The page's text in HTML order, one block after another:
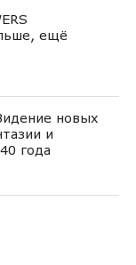
ещё
новых
и
года